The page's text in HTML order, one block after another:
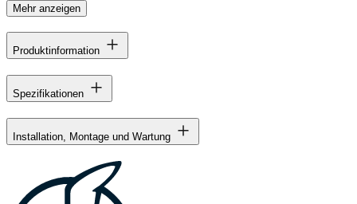
Mehr anzeigen
Produktinformation
Spezifikationen
Installation, Montage und Wartung